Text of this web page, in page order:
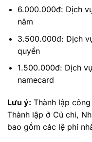
6.000.000đ: Dịch
năm
3.500.000đ: Dịch
quyền
1.500.000đ: Dịch
namecard
Lưu ý: Thành lập
Thành lập ở Củ chi,
bao gồm các lệ phí